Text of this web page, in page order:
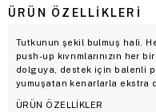
ÜRÜN ÖZELLIKLERI
Tutkunun şekil bulmuş hali.
push-up kıvrımlarınızın her
dolguya, destek için balenli
yumuşatan kenarlarla ekstra
ÜRÜN ÖZELLİKLER